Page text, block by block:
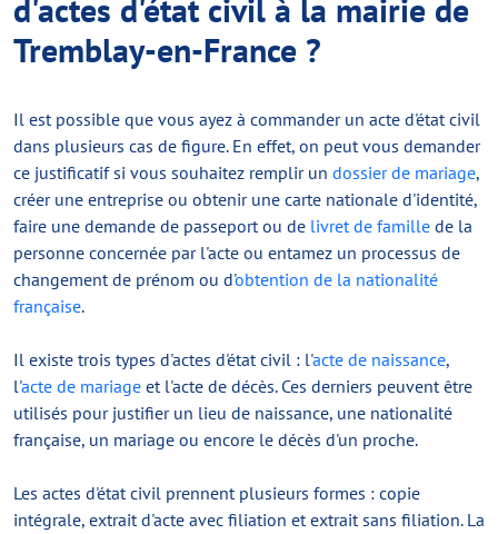
d'actes d'état civil à la mairie de
Tremblay-en-France ?
Il est possible que vous ayez à commander un acte d'état civil
dans plusieurs cas de figure. En effet, on peut vous demander
ce justificatif si vous souhaitez remplir un dossier de mariage,
créer une entreprise ou obtenir une carte nationale d'identité,
faire une demande de passeport ou de livret de famille de la
personne concernée par l'acte ou entamez un processus de
changement de prénom ou d'obtention de la nationalité
française.
Il existe trois types d'actes d'état civil : l'acte de naissance,
l'acte de mariage et l'acte de décès. Ces derniers peuvent être
utilisés pour justifier un lieu de naissance, une nationalité
française, un mariage ou encore le décès d'un proche.
Les actes d'état civil prennent plusieurs formes : copie
intégrale, extrait d'acte avec filiation et extrait sans filiation. La